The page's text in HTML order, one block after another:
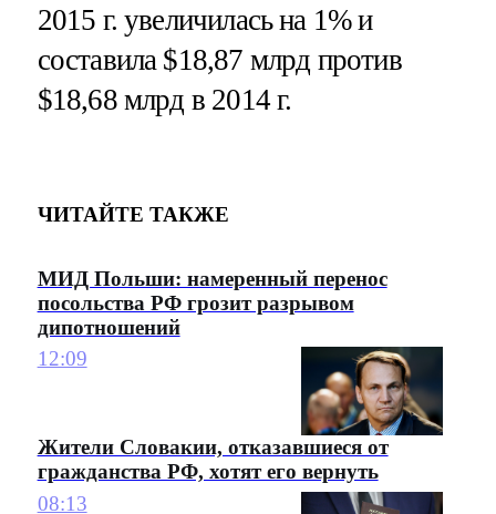
2015 г. увеличилась на 1% и
составила $18,87 млрд против
$18,68 млрд в 2014 г.
ЧИТАЙТЕ ТАКЖЕ
МИД Польши: намеренный перенос
посольства РФ грозит разрывом
дипотношений
12:09
Жители Словакии, отказавшиеся от
гражданства РФ, хотят его вернуть
08:13